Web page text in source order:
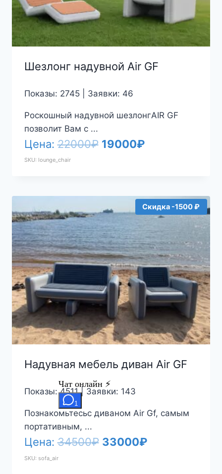
Шезлонг надувной Air GF
Показы: 2745 | Заявки: 46
Роскошный надувной шезлонгAIR GF
позволит Вам с ...
Цена:22000₽ Первоначальная
22000₽.
19000₽Текущая
SKU: lounge_chair
Скидка -1500 ₽
Надувная мебель диван Air GF
Показы: 4511 | Заявки: 143
Познакомьтесьс диваном Air Gf, самым
портативным, ...
Цена:34500₽ Первоначальная
33000₽Текущая
SKU: sofa_air